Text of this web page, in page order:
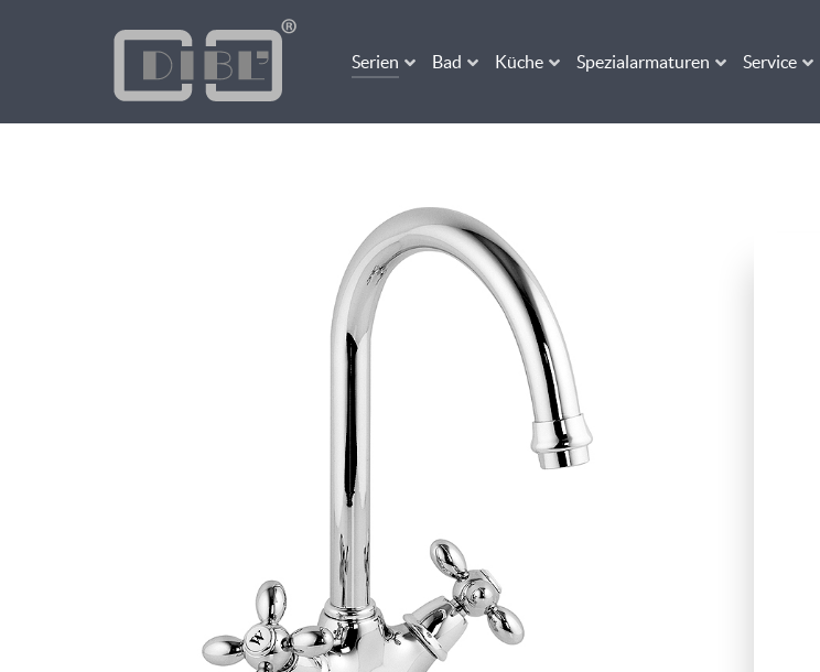
Serien Bad Küche Spezialarmaturen Service